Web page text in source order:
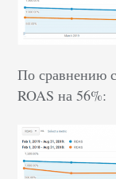
По сравнению
ROAS на 56%: